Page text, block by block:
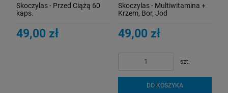
Skoczylas - Przed Ciążą 60
kaps.
49,00 zł
Skoczylas - Multiwitamina +
Krzem, Bor, Jod
49,00 zł
szt.
DO KOSZYKA